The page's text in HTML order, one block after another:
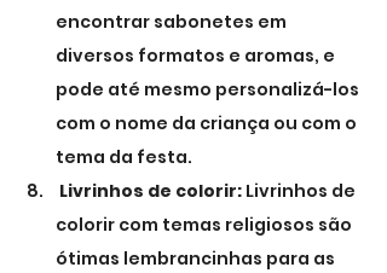
encontrar sabonetes em
diversos formatos e aromas, e
pode até mesmo personalizá-los
com o nome da criança ou com o
tema da festa.
Livrinhos de colorir: Livrinhos de
colorir com temas religiosos são
ótimas lembrancinhas para as